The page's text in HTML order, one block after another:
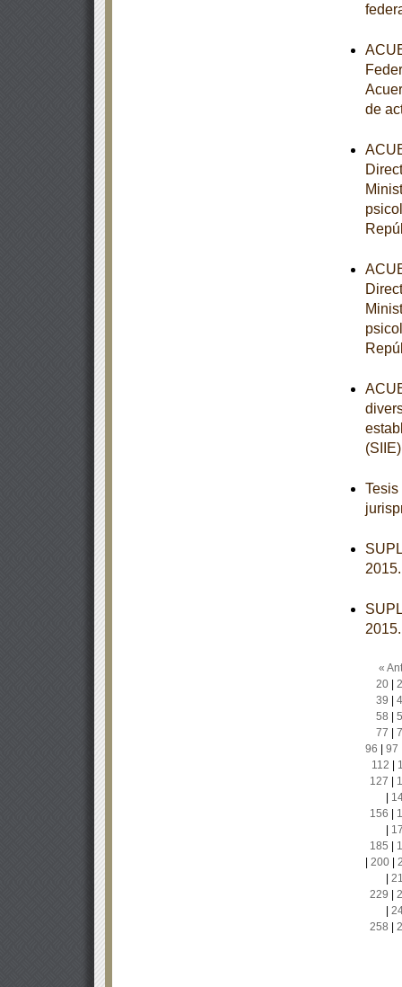
de
«
20|
39
58
77
96
97
112
127
156
185
200|
229
258